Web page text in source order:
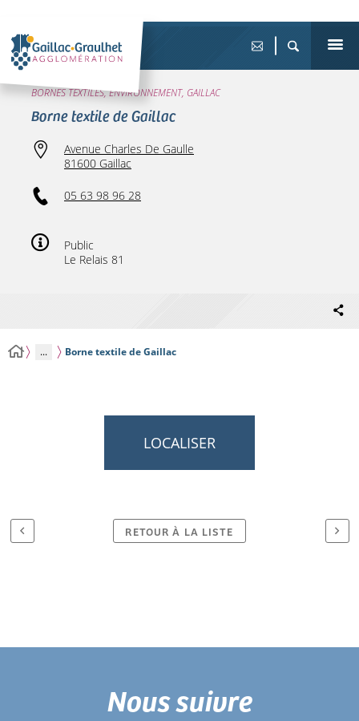
BORNES TEXTILES, ENVIRONNEMENT, GAILLAC
Borne textile de Gaillac
Avenue Charles De Gaulle
81600 Gaillac
05 63 98 96 28
Public
Le Relais 81
... Borne textile de Gaillac
LOCALISER
RETOUR À LA LISTE
Nous suivre